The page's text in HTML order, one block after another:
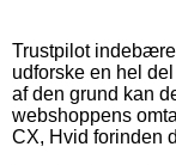
Trustpilot
udforske en hel
af den grund kan
webshoppens
CX, Hvid forinden